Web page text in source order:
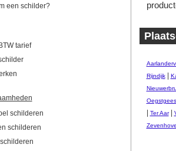
een schilder?
tarief
schilderen
schilderen
Rijndijk|
Ter Aar|